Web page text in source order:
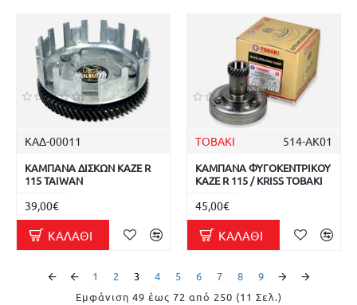
ΚΑΔ-00011
ΚΑΜΠΑΝΑ ΔΙΣΚΩΝ KAZE R
115 TAIWAN
39,00€
ΚΑΛΆΘΙ
TOBAKI 514-AK01
ΚΑΜΠΑΝΑ ΦΥΓΟΚΕΝΤΡΙΚΟΥ
KAZE R 115 / KRISS TOBAKI
45,00€
ΚΑΛΆΘΙ
1 2 3 4 5 6 7 8
9
Εμφάνιση 49 έως 72 από 250 (11 Σελ.)